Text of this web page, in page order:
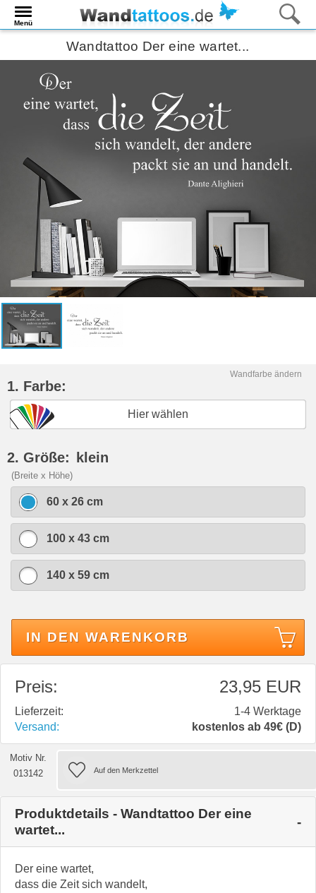
Menü
Wandtattoo Der eine wartet...
Wandfarbe ändern
1. Farbe:
Hier wählen
2. Größe: klein
(Breite x Höhe)
60 x 26 cm
100 x 43 cm
140 x 59 cm
IN DEN WARENKORB
Preis: 23,95 EUR
Lieferzeit:
1-4 Werktage
Versand:
kostenlos ab 49€ (D)
Motiv Nr.
013142
Produktdetails - Wandtattoo Der eine
wartet...
Der eine wartet,
dass die Zeit sich wandelt,